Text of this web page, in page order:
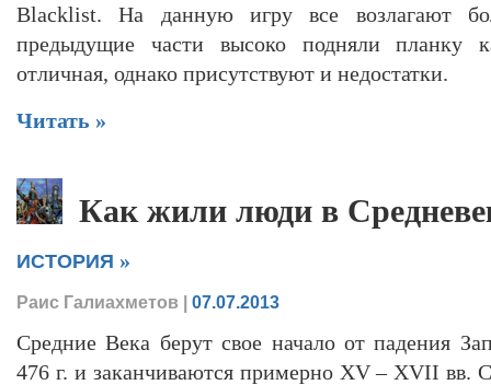
Blacklist. На данную игру все возлагают
предыдущие части высоко подняли планку
отличная, однако присутствуют и недостатки.
Читать »
Как жили люди в
ИСТОРИЯ »
Раис Галиахметов | 07.07.2013
Средние Века берут свое начало от падения
476 г. и заканчиваются примерно XV – XVII вв.